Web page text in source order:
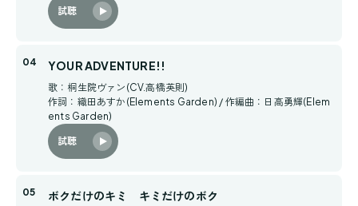
試聴
YOUR ADVENTURE!!
歌：桐生院ヴァン(CV.高橋英則)
作詞：織田あすか(Elements Garden) / 作編曲：日高勇輝(Elem
ents Garden)
試聴
ボクだけのキミ キミだけのボク